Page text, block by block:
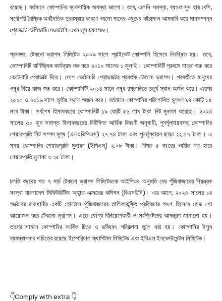
রয়েছে। বর্তমানে কোম্পানির ব্যবসায়িক অবস্থা ভালো। তবে, এলসি সমস্যা, ব্যাংক সুদ হার বেশি,
সর্বোপরি বৈশ্বিক অর্থনৈতিক দুরবস্থার কারণে ভালো মানের ওষুধের কাঁচামাল আমদানি করে মানসম্পন্ন
প্রোডাক্ট ডেলিভারি দেওয়াটাই এখন মূল চ্যালেঞ্জ।
প্রসঙ্গত, টেকনো ড্রাগস লিমিটেড ২০০৯ সালে প্রাইভেট কোম্পানি হিসেবে নিবন্ধিত হয়। তবে,
কোম্পানিটি বাণিজ্যিক কার্যক্রম শুরু করে ২০১০ সালের ১ জুলাই। কোম্পানিটি প্রথমে যাত্রা শুরু করে
ভেটেনারি প্রোডাক্ট দিয়ে। দেশে ভেটেনারি প্রোডাক্টের প্রবর্তক টেকনো ড্রাগস। পরবর্তীতে মানুষের
ওষুধ নিয়ে কাজ শুরু করে। কোম্পানিটি ২০১৪ সালে ওষুধ রপ্তানিতে চতুর্থ স্থান অর্জন করে। এরপর
২০১৫ ও ২০১৬ সালে তৃতীয় স্থান অর্জন করে। বর্তমানে কোম্পানির পরিশোধিত মূলধন ৯৪ কোটি ১৫
লাখ টাকা। সর্বশেষ হিসাববছরে কোম্পানিটি ১৯ কোটি ৫৫ লাখ টাকা নিট মুনাফা করেছে। ২০২৩
সালের ৩০ জুন সমাপ্ত হিসাববছরের নিরীক্ষিত আর্থিক বিবরণী অনুযায়ী, পুনর্মূল্যায়নসহ কোম্পানির
শেয়ারপ্রতি নিট সম্পদ মূল্য (এনএভিপিএস) ২৭.৭৪ টাকা এবং পুনর্মূল্যায়ন ছাড়া ২২.৫৭ টাকা। এ
সময় কোম্পানির শেয়ারপ্রতি মুনাফা (ইপিএস) ২.০৮ টাকা। বিগত ৫ বছরের ভারিত গড় হারে
শেয়ারপ্রতি মুনাফা ৩.২৫ টাকা।
চলতি বছরের গত ৭ মার্চ টেকনো ড্রাগস লিমিটেডকে আইপিওর অনুমতি দেয় পুঁজিবাজারের নিয়ন্ত্রক
সংস্থা বাংলাদেশ সিকিউরিটিজ অ্যান্ড এক্সচেঞ্জ কমিশন (বিএসইসি)। এর আগে, ২০২৩ সালের ১৪
অক্টোবর রাজধানীর একটি হোটেলে পুঁজিবাজারের তালিকাভুক্তি প্রক্রিয়ার অংশ হিসেবে রোড শো
আয়োজন করে টেকনো ড্রাগস। এতে যোগ্য বিনিয়োগকারী ও সংশ্লিষ্টদের আমন্ত্রণ জানানো হয়।
তাদের সামনে কোম্পানির আর্থিক চিত্র ও ভবিষ্যৎ পরিকল্পনা তুলে ধরা হয়। কোম্পানির ইস্যু
ব্যবস্থাপনার দায়িত্বে রয়েছে ইম্পেরিয়াল ক্যাপিটাল লিমিটেড এবং ইবিএল ইনভেস্টমেন্টস লিমিটেড।
👇Comply with extra 👇